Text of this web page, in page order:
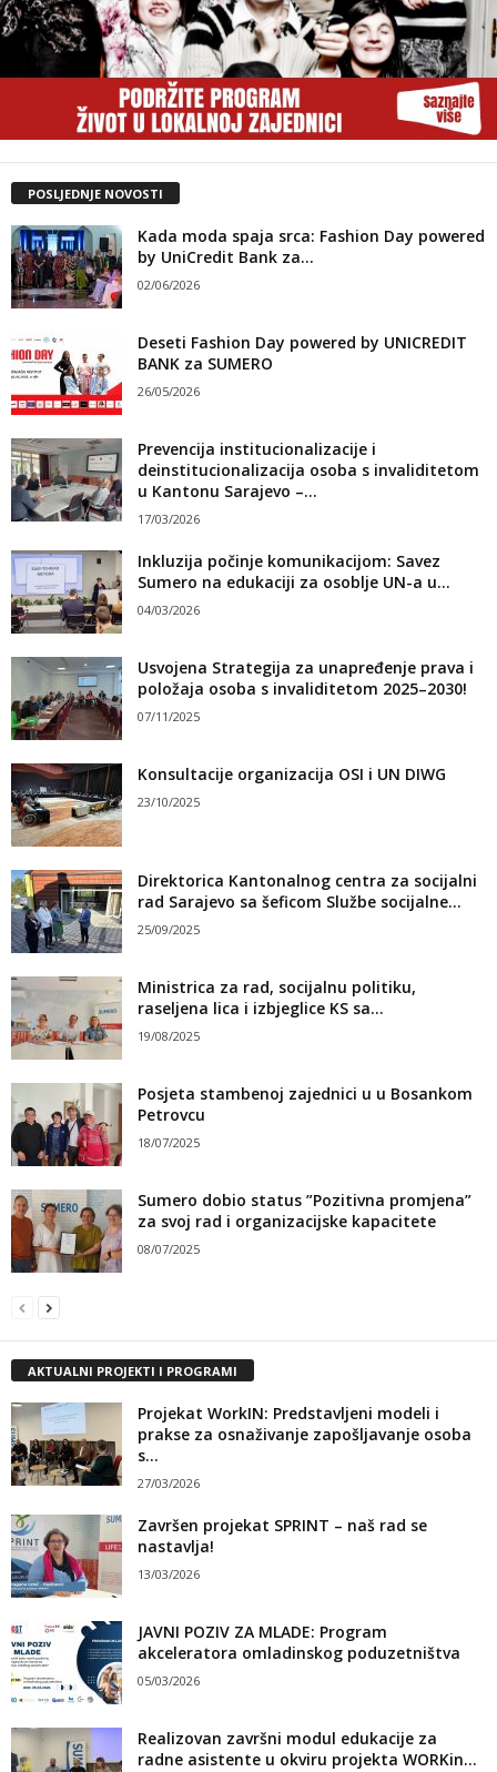
POSLJEDNJE NOVOSTI
Kada moda spaja srca: Fashion Day powered
by UniCredit Bank za...
02/06/2026
Deseti Fashion Day powered by UNICREDIT
BANK za SUMERO
26/05/2026
Prevencija institucionalizacije i
deinstitucionalizacija osoba s invaliditetom
u Kantonu Sarajevo –...
17/03/2026
Inkluzija počinje komunikacijom: Savez
Sumero na edukaciji za osoblje UN-a u...
04/03/2026
Usvojena Strategija za unapređenje prava i
položaja osoba s invaliditetom 2025–2030!
07/11/2025
Konsultacije organizacija OSI i UN DIWG
23/10/2025
Direktorica Kantonalnog centra za socijalni
rad Sarajevo sa šeficom Službe socijalne...
25/09/2025
Ministrica za rad, socijalnu politiku,
raseljena lica i izbjeglice KS sa...
19/08/2025
Posjeta stambenoj zajednici u u Bosankom
Petrovcu
18/07/2025
Sumero dobio status ”Pozitivna promjena”
za svoj rad i organizacijske kapacitete
08/07/2025
AKTUALNI PROJEKTI I PROGRAMI
Projekat WorkIN: Predstavljeni modeli i
prakse za osnaživanje zapošljavanje osoba
s...
27/03/2026
Završen projekat SPRINT – naš rad se
nastavlja!
13/03/2026
JAVNI POZIV ZA MLADE: Program
akceleratora omladinskog poduzetništva
05/03/2026
Realizovan završni modul edukacije za
radne asistente u okviru projekta WORKin...